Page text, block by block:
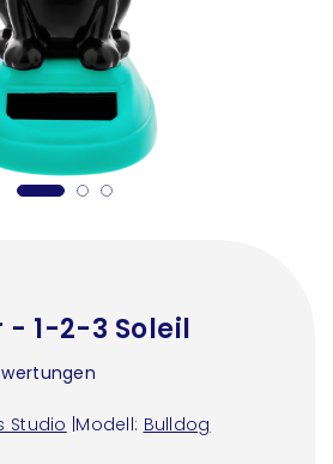
- 1-2-3 Soleil
Studio Modell: Bulldog